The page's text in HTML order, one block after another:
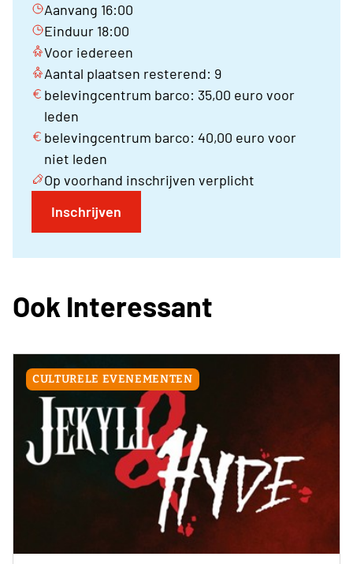
Aanvang 16:00
Einduur 18:00
Voor iedereen
Aantal plaatsen resterend: 9
belevingcentrum barco: 35,00 euro voor
leden
belevingcentrum barco: 40,00 euro voor
niet leden
Op voorhand inschrijven verplicht
Inschrijven
Ook Interessant
CULTURELE EVENEMENTEN